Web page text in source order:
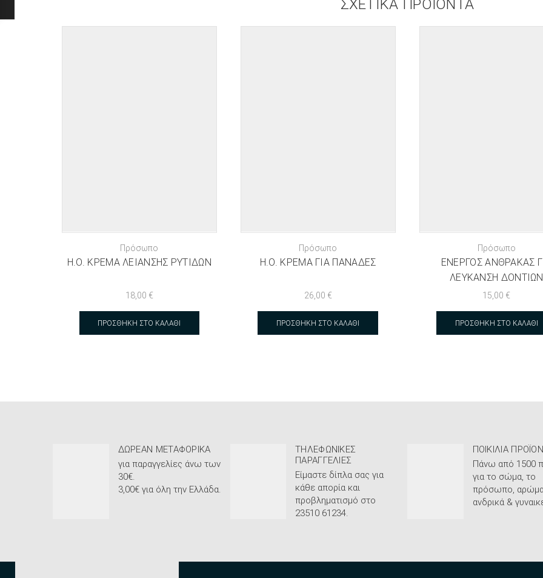
ΣΧΕΤΙΚΆ ΠΡΟΪΌΝΤΑ
Πρόσωπο
H.O. ΚΡΈΜΑ ΛΕΊΑΝΣΗΣ ΡΥΤΊΔΩΝ
18,00 €
ΠΡΟΣΘΉΚΗ ΣΤΟ ΚΑΛΆΘΙ
Πρόσωπο
H.O. ΚΡΈΜΑ ΓΙΑ ΠΑΝΆΔΕΣ
26,00 €
ΠΡΟΣΘΉΚΗ ΣΤΟ ΚΑΛΆΘΙ
Πρόσωπο
ΕΝΕΡΓΌΣ ΆΝΘΡΑΚΑΣ
ΛΕΎΚΑΝΣΗ ΔΟΝΤΙΏΝ
15,00 €
ΠΡΟΣΘΉΚΗ ΣΤΟ ΚΑΛΆΘΙ
ΔΩΡΕΆΝ ΜΕΤΑΦΟΡΙΚΆ
για παραγγελίες άνω των
30€.
3,00€ για όλη την Ελλάδα.
ΤΗΛΕΦΩΝΙΚΈΣ
ΠΑΡΑΓΓΕΛΊΕΣ
Είμαστε δίπλα σας για
κάθε απορία και
προβληματισμό στο
23510 61234.
ΠΟΙΚΙΛΊΑ
Πάνω από 1500
για το σώμα, το
πρόσωπο,
ανδρικά &